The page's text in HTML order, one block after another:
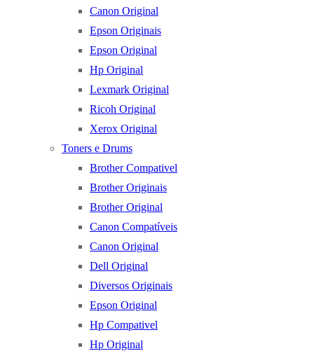
Canon Original
Epson Originais
Epson Original
Hp Original
Lexmark Original
Ricoh Original
Xerox Original
Toners e Drums
Brother Compativel
Brother Originais
Brother Original
Canon Compatíveis
Canon Original
Dell Original
Diversos Originais
Epson Original
Hp Compativel
Hp Original